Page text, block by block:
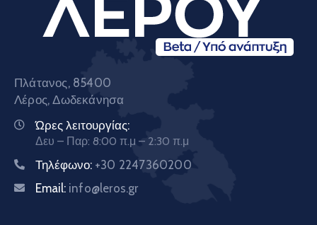
Πλάτανος, 85400
Λέρος, Δωδεκάνησα
Ώρες λειτουργίας:
Δευ – Παρ: 8:00 π.μ – 2:30 π.μ
Τηλέφωνο: +30 2247360200
Email: info@leros.gr